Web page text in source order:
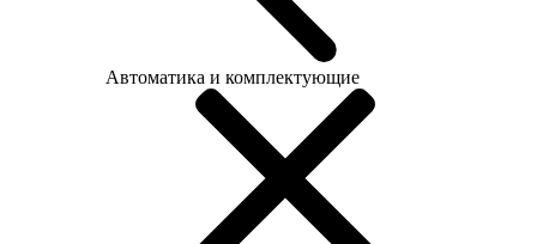
Автоматика и комплектующие